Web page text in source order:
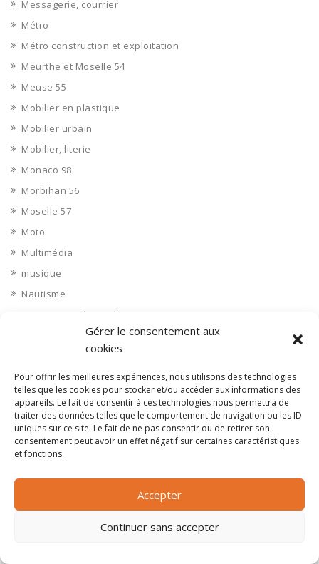
Gérer le consentement aux
cookies
Pour offrir les meilleures expériences, nous utilisons des technologies
telles que les cookies pour stocker et/ou accéder aux informations des
appareils. Le fait de consentir à ces technologies nous permettra de
traiter des données telles que le comportement de navigation ou les ID
uniques sur ce site. Le fait de ne pas consentir ou de retirer son
consentement peut avoir un effet négatif sur certaines caractéristiques
et fonctions.
Accepter
Continuer sans accepter
Messagerie, courrier
Métro
Métro construction et exploitation
Meurthe et Moselle 54
Meuse 55
Mobilier en plastique
Mobilier urbain
Mobilier, literie
Monaco 98
Morbihan 56
Moselle 57
Moto
Multimédia
musique
Nautisme
Nettoyage industriel
Nord 59
Nucléaire
Objets connectés
Objets en plastique
Oise 60
Opérateur télécom